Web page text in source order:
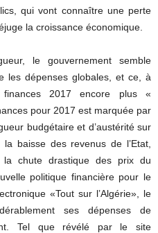
qui vont connaître une perte
la croissance économique.
le gouvernement semble
les dépenses globales, et ce, à
2017 encore plus «
pour 2017 est marquée par
budgétaire et d’austérité sur
baisse des revenus de l’Etat,
chute drastique des prix du
politique financière pour le
«Tout sur l’Algérie», le
ses dépenses de
Tel que révélé par le site